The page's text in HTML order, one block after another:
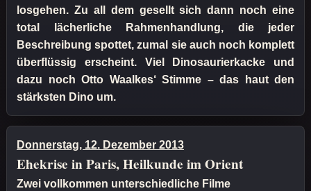
losgehen. Zu all dem gesellt sich dann noch eine
total lächerliche Rahmenhandlung, die jeder
Beschreibung spottet, zumal sie auch noch komplett
überflüssig erscheint. Viel Dinosaurierkacke und
dazu noch Otto Waalkes‘ Stimme – das haut den
stärksten Dino um.
Donnerstag, 12. Dezember 2013
Ehekrise in Paris, Heilkunde im Orient
Zwei vollkommen unterschiedliche Filme